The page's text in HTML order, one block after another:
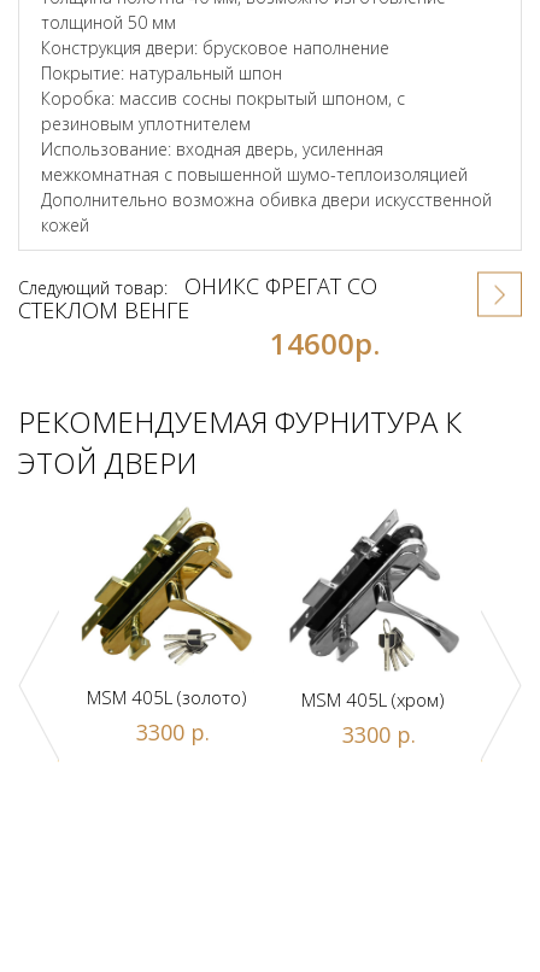
толщиной 50 мм
Конструкция двери: брусковое наполнение
Покрытие: натуральный шпон
Коробка: массив сосны покрытый шпоном, с
резиновым уплотнителем
Использование: входная дверь, усиленная
межкомнатная с повышенной шумо-теплоизоляцией
Дополнительно возможна обивка двери искусственной
кожей
Следующий товар:
ОНИКС ФРЕГАТ СО
СТЕКЛОМ ВЕНГЕ
14600р.
РЕКОМЕНДУЕМАЯ ФУРНИТУРА К
ЭТОЙ ДВЕРИ
MSM 405L (золото)
3300 р.
MSM 405L (хром)
3300 р.